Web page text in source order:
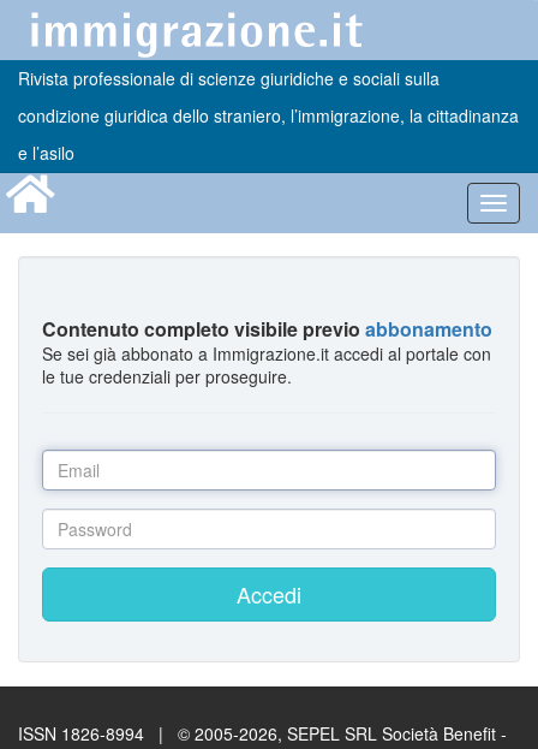
Rivista professionale di scienze giuridiche e sociali sulla
condizione giuridica dello straniero, l’immigrazione, la cittadinanza
e l’asilo
Contenuto completo visibile previo abbonamento
Se sei già abbonato a Immigrazione.it accedi al portale con
le tue credenziali per proseguire.
Accedi
ISSN 1826-8994 | © 2005-2026, SEPEL SRL Società Benefit -